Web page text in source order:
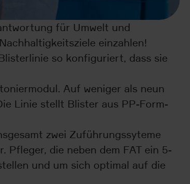
für Umwelt und
einzahlen!
so konfiguriert, dass sie
Auf weniger als neun
Linie stellt Blister aus PP-Form-
zwei Zuführungssyteme
Pfleger, die neben dem FAT ein 5-
und um sich optimal auf die